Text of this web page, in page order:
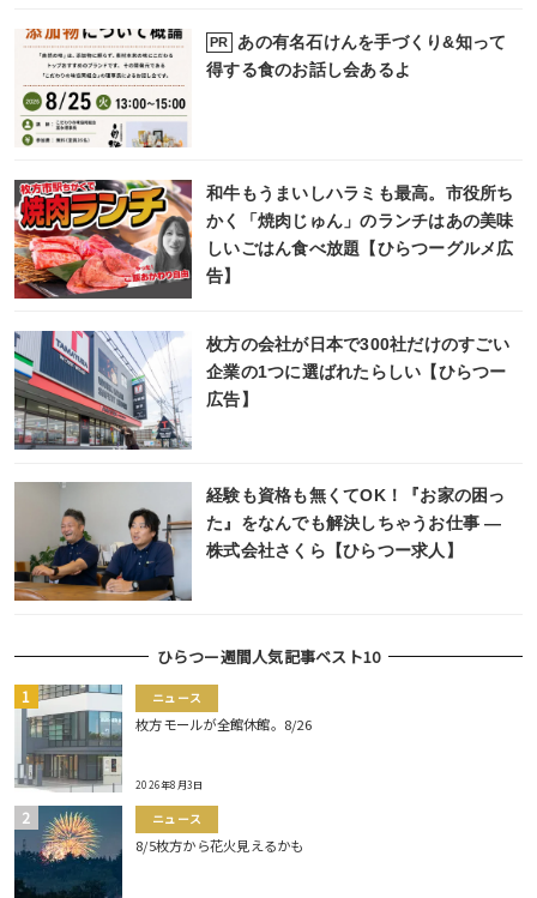
PR
あの有名石けんを手づくり&知って
得する食のお話し会あるよ
和牛もうまいしハラミも最高。市役所ち
かく「焼肉じゅん」のランチはあの美味
しいごはん食べ放題【ひらつーグルメ広
告】
枚方の会社が日本で300社だけのすごい
企業の1つに選ばれたらしい【ひらつー
広告】
経験も資格も無くてOK！『お家の困っ
た』をなんでも解決しちゃうお仕事 ―
株式会社さくら【ひらつー求人】
ひらつー週間人気記事ベスト10
ニュース
枚方モールが全館休館。8/26
2026年8月3日
ニュース
8/5枚方から花火見えるかも